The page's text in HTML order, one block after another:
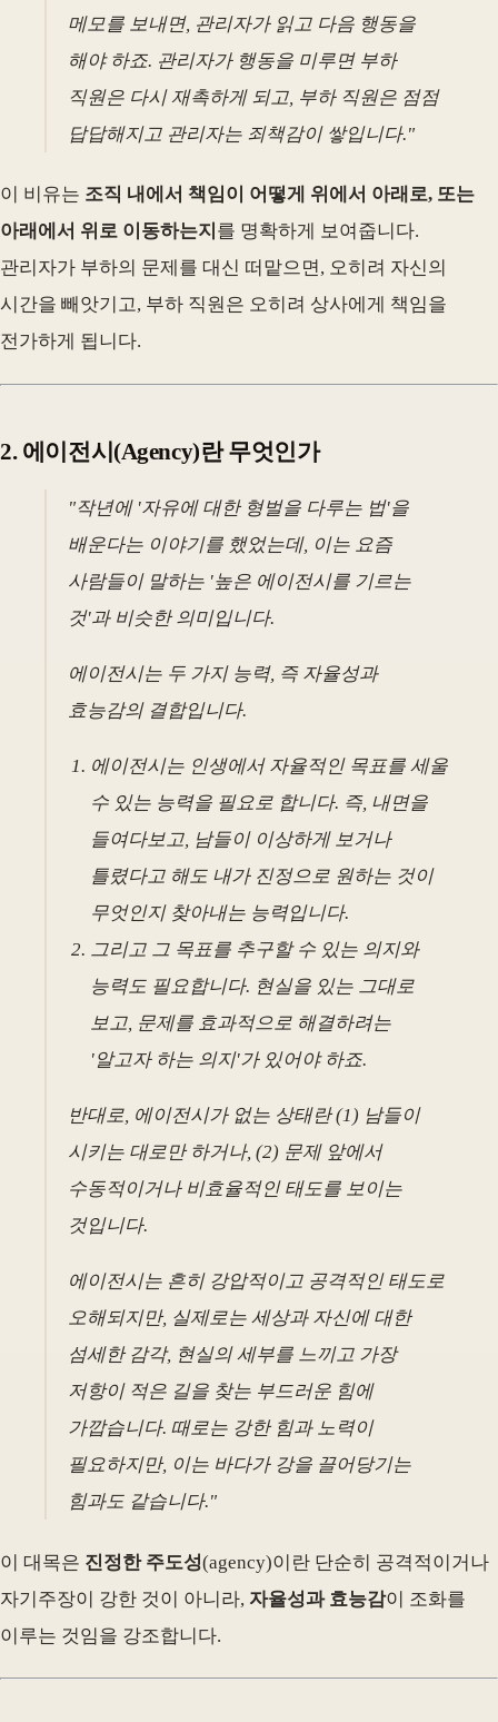
메모를 보내면, 관리자가 읽고 다음 행동을
해야 하죠. 관리자가 행동을 미루면 부하
직원은 다시 재촉하게 되고, 부하 직원은 점점
답답해지고 관리자는 죄책감이 쌓입니다."
이 비유는 조직 내에서 책임이 어떻게 위에서 아래로, 또는
아래에서 위로 이동하는지 를 명확하게 보여줍니다.
관리자가 부하의 문제를 대신 떠맡으면, 오히려 자신의
시간을 빼앗기고, 부하 직원은 오히려 상사에게 책임을
전가하게 됩니다.
2. 에이전시(Agency)란 무엇인가
"작년에 '자유에 대한 형벌을 다루는 법'을
배운다는 이야기를 했었는데, 이는 요즘
사람들이 말하는 '높은 에이전시를 기르는
것'과 비슷한 의미입니다.
에이전시는 두 가지 능력, 즉 자율성과
효능감의 결합입니다.
에이전시는 인생에서 자율적인 목표를 세울
수 있는 능력을 필요로 합니다. 즉, 내면을
들여다보고, 남들이 이상하게 보거나
틀렸다고 해도 내가 진정으로 원하는 것이
무엇인지 찾아내는 능력입니다.
그리고 그 목표를 추구할 수 있는 의지와
능력도 필요합니다. 현실을 있는 그대로
보고, 문제를 효과적으로 해결하려는
'알고자 하는 의지'가 있어야 하죠.
반대로, 에이전시가 없는 상태란 (1) 남들이
시키는 대로만 하거나, (2) 문제 앞에서
수동적이거나 비효율적인 태도를 보이는
것입니다.
에이전시는 흔히 강압적이고 공격적인 태도로
오해되지만, 실제로는 세상과 자신에 대한
섬세한 감각, 현실의 세부를 느끼고 가장
저항이 적은 길을 찾는 부드러운 힘에
가깝습니다. 때로는 강한 힘과 노력이
필요하지만, 이는 바다가 강을 끌어당기는
힘과도 같습니다."
이 대목은 진정한 주도성(agency)이란 단순히 공격적이거나
자기주장이 강한 것이 아니라, 자율성과 효능감이 조화를
이루는 것임을 강조합니다.